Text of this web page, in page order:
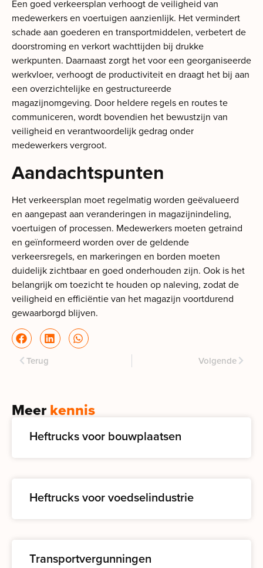
Een goed verkeersplan verhoogt de veiligheid van
medewerkers en voertuigen aanzienlijk. Het vermindert
schade aan goederen en transportmiddelen, verbetert de
doorstroming en verkort wachttijden bij drukke
werkpunten. Daarnaast zorgt het voor een georganiseerde
werkvloer, verhoogt de productiviteit en draagt het bij aan
een overzichtelijke en gestructureerde
magazijnomgeving. Door heldere regels en routes te
communiceren, wordt bovendien het bewustzijn van
veiligheid en verantwoordelijk gedrag onder
medewerkers vergroot.
Aandachtspunten
Het verkeersplan moet regelmatig worden geëvalueerd
en aangepast aan veranderingen in magazijnindeling,
voertuigen of processen. Medewerkers moeten getraind
en geïnformeerd worden over de geldende
verkeersregels, en markeringen en borden moeten
duidelijk zichtbaar en goed onderhouden zijn. Ook is het
belangrijk om toezicht te houden op naleving, zodat de
veiligheid en efficiëntie van het magazijn voortdurend
gewaarborgd blijven.
Terug Volgende
Meerkennis
Heftrucks voor bouwplaatsen
Heftrucks voor voedselindustrie
Transportvergunningen